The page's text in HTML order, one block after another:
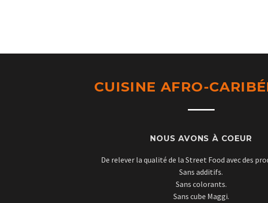
CUISINE AFRO-
NOUS AVONS À COEUR
De relever la qualité de la Street Food avec des
Sans additifs.
Sans colorants.
Sans cube Maggi.